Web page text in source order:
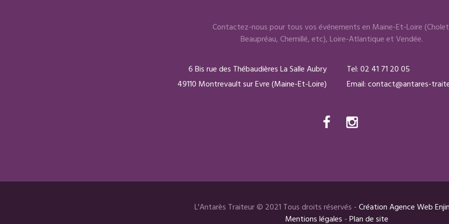
Contactez-nous pour tous vos événements en Maine-Et-Loire
Beaupréau, Chemillé, etc), Loire-Atlantique et Vendée.
Tel:02 41 71 20 05
Email: contact@antares-
6 Bis rue des Thébaudières La Salle Aubry
49110 Montrevault sur Evre (Maine-Et-Loire)
L'Antarès Traiteur © 2021 Tous droits réservés -Création Agence Web
Mentions légales -Plan de site